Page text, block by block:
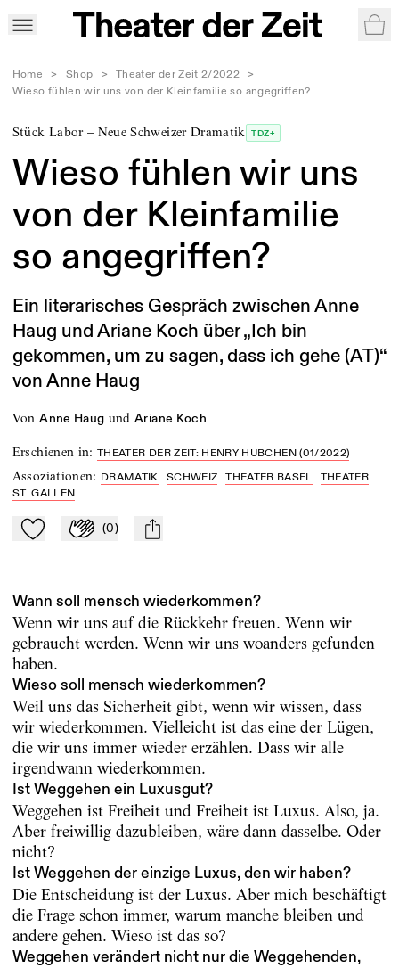
Home > Shop > Theater der Zeit 2/2022
>
Wieso fühlen wir uns von der Kleinfamilie so angegriffen?
Stück Labor – Neue Schweizer Dramatik TDZ+
Wieso fühlen wir uns
von der Kleinfamilie
so angegriffen?
Ein literarisches Gespräch zwischen Anne
Haug und Ariane Koch über „Ich bin
gekommen, um zu sagen, dass ich gehe (AT)“
von Anne Haug
von Anne Haug und Ariane Koch
Erschienen in:THEATER DER ZEIT: HENRY HÜBCHEN (01/2022)
Assoziationen: DRAMATIK SCHWEIZ THEATER BASEL
THEATER
ST. GALLEN
Zu Mein-TdZ hinzufügen
Applaudieren
(0) mail
Wann soll mensch wiederkommen?
Wenn wir uns auf die Rückkehr freuen. Wenn wir
gebraucht werden. Wenn wir uns woanders gefunden
haben.
Wieso soll mensch wiederkommen?
Weil uns das Sicherheit gibt, wenn wir wissen, dass
wir wiederkommen. Vielleicht ist das eine der Lügen,
die wir uns immer wieder erzählen. Dass wir alle
irgendwann wiederkommen.
Ist Weggehen ein Luxusgut?
Weggehen ist Freiheit und Freiheit ist Luxus. Also, ja.
Aber freiwillig dazubleiben, wäre dann dasselbe. Oder
nicht?
Ist Weggehen der einzige Luxus, den wir haben?
Die Entscheidung ist der Luxus. Aber mich beschäftigt
die Frage schon immer, warum manche bleiben und
andere gehen. Wieso ist das so?
Weggehen verändert nicht nur die Weggehenden,